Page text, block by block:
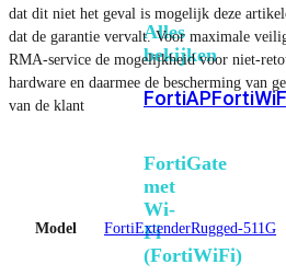
Alles
bekijken
FortiAP
FortiGate
met
Wi-
Fi
(FortiWiFi)
dat dit niet het geval is mogelijk deze
dat de garantie vervalt. Voor maximale
RMA-service de mogelijkheid voor niet-
hardware en daarmee de bescherming van
van de klant
Model FortiExtenderRugged-511G